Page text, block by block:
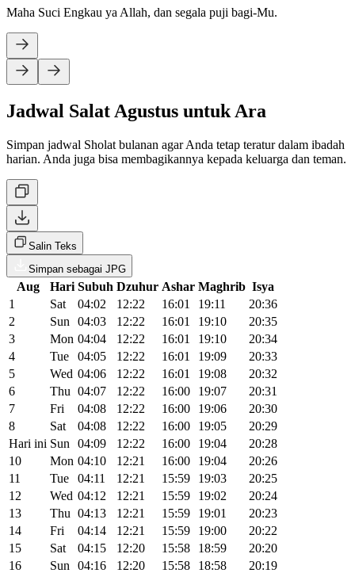
Maha Suci Engkau ya Allah, dan segala puji bagi-Mu.
Jadwal Salat Agustus untuk Ara
Simpan jadwal Sholat bulanan agar Anda tetap teratur dalam ibadah
harian. Anda juga bisa membagikannya kepada keluarga dan teman.
Salin Teks
Simpan sebagai JPG
Aug Hari Subuh Dzuhur Ashar Maghrib Isya
1
Sat 04:02 12:22 16:01 19:11
20:36
2
Sun 04:03 12:22 16:01 19:10
20:35
3
Mon 04:04 12:22 16:01 19:10
20:34
4
Tue 04:05 12:22 16:01 19:09
20:33
5
Wed 04:06 12:22 16:01 19:08
20:32
6
Thu 04:07 12:22 16:00 19:07
20:31
7
Fri 04:08 12:22 16:00 19:06
20:30
8
Sat 04:08 12:22 16:00 19:05
20:29
Hari ini Sun 04:09 12:22 16:00 19:04
20:28
10
Mon 04:10 12:21 16:00 19:04
20:26
11
Tue 04:11 12:21 15:59 19:03
20:25
12
Wed 04:12 12:21 15:59 19:02
20:24
13
Thu 04:13 12:21 15:59 19:01
20:23
14
Fri 04:14 12:21 15:59 19:00
20:22
15
Sat 04:15 12:20 15:58 18:59
20:20
16
Sun 04:16 12:20 15:58 18:58
20:19